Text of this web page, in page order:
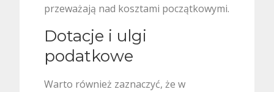
przeważają nad kosztami początkowymi.
Dotacje i ulgi
podatkowe
Warto również zaznaczyć, że w